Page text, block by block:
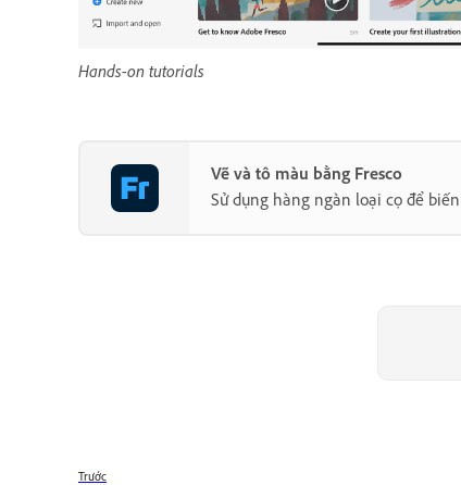
Hands-on tutorials
Vẽ và tô màu bằng Fresco
Sử dụng hàng ngàn loại cọ để
Trước